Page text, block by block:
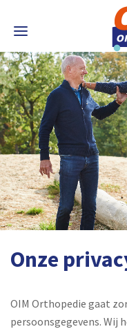
Onze
OIM Orthopedie gaat
persoonsgegevens. Wij